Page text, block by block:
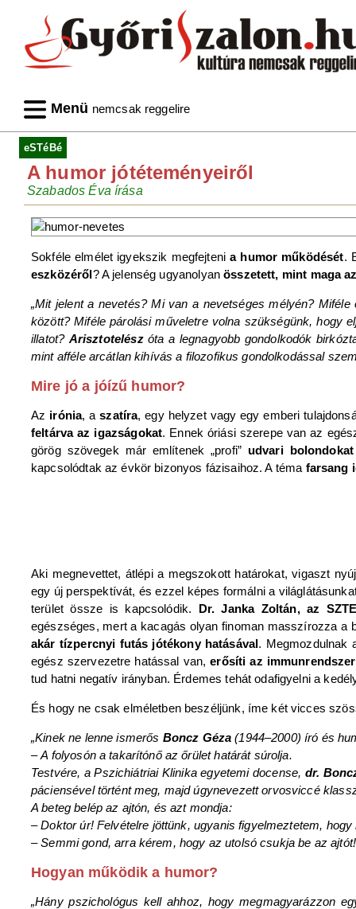
Menü nemcsak reggelire
eSTéBé
A humor jótéteményeiről
Szabados Éva írása
Sokféle elmélet igyekszik megfejtenia humor működését.
eszközéről? A jelenség ugyanolyanösszetett, mint maga
„Mit jelent a nevetés? Mi van a nevetséges mélyén?
között? Miféle párolási műveletre volna szükségünk, hogy
illatot? Arisztotelészóta a legnagyobb gondolkodók
mint afféle arcátlan kihívás a filozofikus gondolkodással
Mire jó a jóízű humor?
Az irónia, a szatíra, egy helyzet vagy egy emberi
feltárva az igazságokat. Ennek óriási szerepe van az
görög szövegek már említenek „profi” udvari bolondokat
kapcsolódtak az évkör bizonyos fázisaihoz. A téma farsang
Aki megnevettet, átlépi a megszokott határokat, vigaszt
egy új perspektívát, és ezzel képes formálni a
terület össze is kapcsolódik. Dr. Janka Zoltán, az
egészséges, mert a kacagás olyan finoman masszírozza
akár tízpercnyi futás jótékony hatásával. Megmozdulnak
egész szervezetre hatással van,erősíti az
tud hatni negatív irányban. Érdemes tehát odafigyelni a
És hogy ne csak elméletben beszéljünk, íme két vicces
„Kinek ne lenne ismerős Boncz Géza (1944–2000) író és
– A folyosón a takarítónő az őrület határát súrolja.
Testvére, a Pszichiátriai Klinika egyetemi docense, dr.
páciensével történt meg, majd úgynevezett orvosviccé
A beteg belép az ajtón, és azt mondja:
– Doktor úr! Felvételre jöttünk, ugyanis figyelmeztetem,
– Semmi gond, arra kérem, hogy az utolsó csukja be az
Hogyan működik a humor?
„Hány pszichológus kell ahhoz, hogy megmagyarázzon